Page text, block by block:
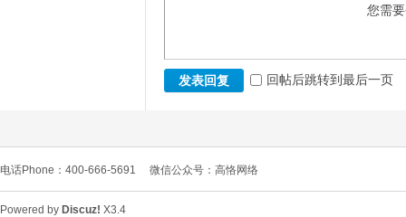
您需
发表回复 回帖后跳转到最后一页
电话Phone：400-666-5691 微信公众号：高恪网络
Powered by Discuz! X3.4